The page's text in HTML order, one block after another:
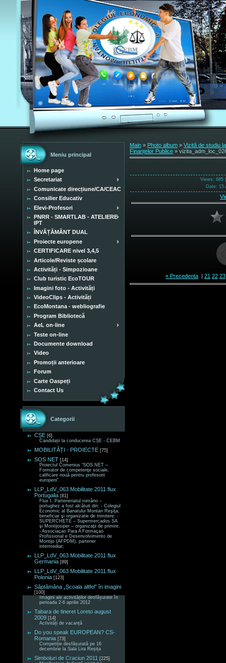
Meniu principal
Home page
Secretariat
Comunicate direcțiune/CA/CEAC
Consilier Educativ
Elevi-Profesori
PNRR - SMARTLAB - ATELIERE
IPT
ÎNVĂȚĂMÂNT DUAL
Proiecte europene
CERTIFICARE nivel 3,4,5
Articole/Reviste școlare
Activități - Simpozioane
Club turistic EcoTOUR
Imagini foto - Activități
VideoClips - Activități
EcoMontana - webliografie
Program Bibliotecă
AeL on-line
Teste on-line
Documente download
Video
Promoții anterioare
Forum
Carte Oaspeți
Contact Us
Categorii
CȘE [6]
Candidații la conducerea CȘE - CEBM
MOBILITĂȚI - PROIECTE [75]
SOS NET [14]
Proiectul Comenius “SOS.NET –
Formator de competenţe sociale,
calificare nouă pentru profesorii
europeni“.
LLP_LdV_063 Mobilitate 2011 flux
Portugalia [81]
Flux I. Parteneriatul româno –
portughez a fost alcătuit din: - Colegiul
Economic al Banatului Montan Reşiţa,
beneficiar şi organizatie de trimitere; -
SUPERCHETE – Supermercados SA
şi Montijosiper – organizaţii de primire.
- Associaçao Para A Formaçao
Profissional e Desenvolvimento de
Montijo (AFPDM), partener
intermediar;
LLP_LdV_063 Mobilitate 2011 flux
Germania [89]
LLP_LdV_063 Mobilitate 2011 flux
Polonia [123]
Săptămâna „Școala altfel” în imagini
[100]
Imagini ale activităților desfășurate în
perioada 2-6 aprilie 2012
Tabara de tineret Loreto august
2009 [14]
Activități de vacanță
Do you speak EUROPEAN? CS-
Romania [73]
Competiție desfășurată pe 16
decembrie la Sala Lira Reșița
Simboluri de Craciun 2011 [225]
Main » Photo album » Vizită de studiu
Finanțelor Publice »
Views: 685
Date: 15
« Precedenta | 21 22 23